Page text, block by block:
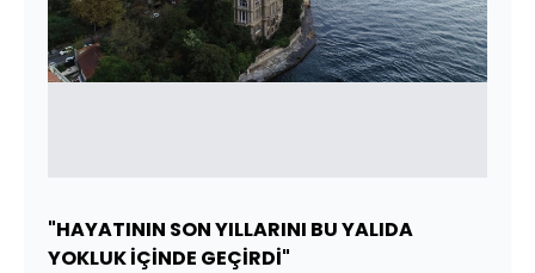
"HAYATININ SON YILLARINI BU YALIDA
YOKLUK İÇİNDE GEÇİRDİ"